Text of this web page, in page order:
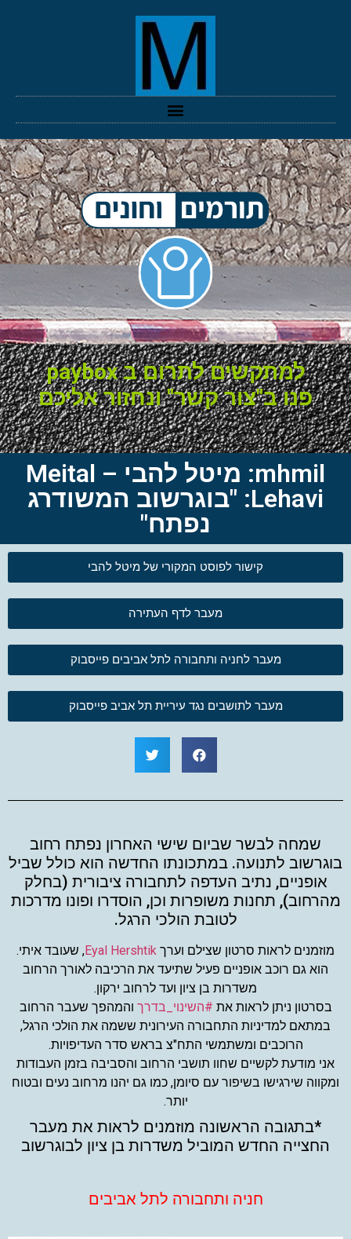
למתקשים לתרום ב paybox
פנו ב"צור קשר" ונחזור אליכם
mhmil: מיטל להבי – Meital
Lehavi: "בוגרשוב המשודרג
נפתח"
קישור לפוסט המקורי של מיטל להבי
מעבר לדף העתירה
מעבר לחניה ותחבורה לתל אביבים פייסבוק
מעבר לתושבים נגד עיריית תל אביב פייסבוק
שמחה לבשר שביום שישי האחרון נפתח רחוב
בוגרשוב לתנועה. במתכונתו החדשה הוא כולל שביל
אופניים, נתיב העדפה לתחבורה ציבורית (בחלק
מהרחוב), תחנות משופרות וכן, הוסדרו ופונו מדרכות
לטובת הולכי הרגל.
מוזמנים לראות סרטון שצילם וערך Eyal Hershtik, שעובד איתי.
הוא גם רוכב אופניים פעיל שתיעד את הרכיבה לאורך הרחוב
משדרות בן ציון ועד לרחוב ירקון.
בסרטון ניתן לראות את #השינוי_בדרך והמהפך שעבר הרחוב
במתאם למדיניות התחבורה העירונית ששמה את הולכי הרגל,
הרוכבים ומשתמשי התח"צ בראש סדר העדיפויות.
אני מודעת לקשיים שחוו תושבי הרחוב והסביבה בזמן העבודות
ומקווה שירגישו בשיפור עם סיומן, כמו גם יהנו מרחוב נעים ובטוח
יותר.
*בתגובה הראשונה מוזמנים לראות את מעבר
החצייה החדש המוביל משדרות בן ציון לבוגרשוב
חניה ותחבורה לתל אביבים